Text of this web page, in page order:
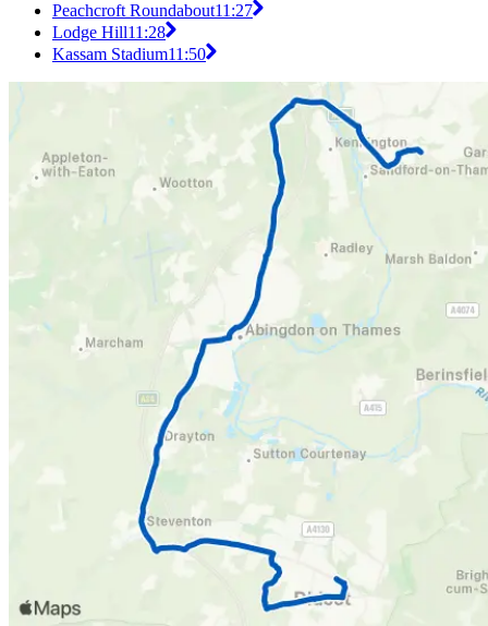
Peachcroft Roundabout11:27
Lodge Hill11:28
Kassam Stadium11:50